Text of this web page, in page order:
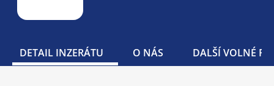
DETAIL INZERÁTU O NÁS DALŠÍ VOLNÉ